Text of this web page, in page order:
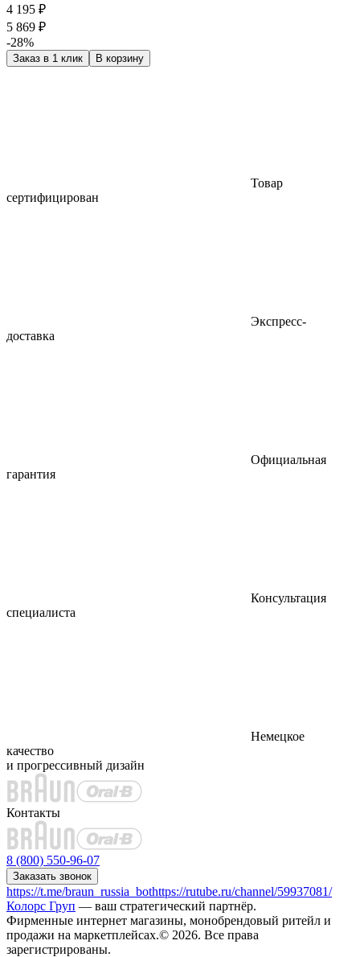
4 195 ₽
5 869 ₽
-28%
Заказ в 1 клик В корзину
Товар
сертифицирован
Экспресс-
доставка
Официальная
гарантия
Консультация
специалиста
Немецкое
качество
и прогрессивный дизайн
Контакты
8 (800) 550-96-07
Заказать звонок
https://t.me/braun_russia_bothttps://rutube.ru/channel/59937081/
Колорс Груп — ваш стратегический партнёр.
Фирменные интернет магазины, монобрендовый ритейл и
продажи на маркетплейсах.© 2026. Все права
зарегистрированы.